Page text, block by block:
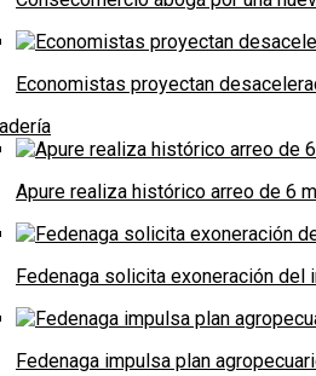
Economistas proyectan
Apure realiza histórico arreo de 6
Fedenaga solicita exoneración del
Fedenaga impulsa plan